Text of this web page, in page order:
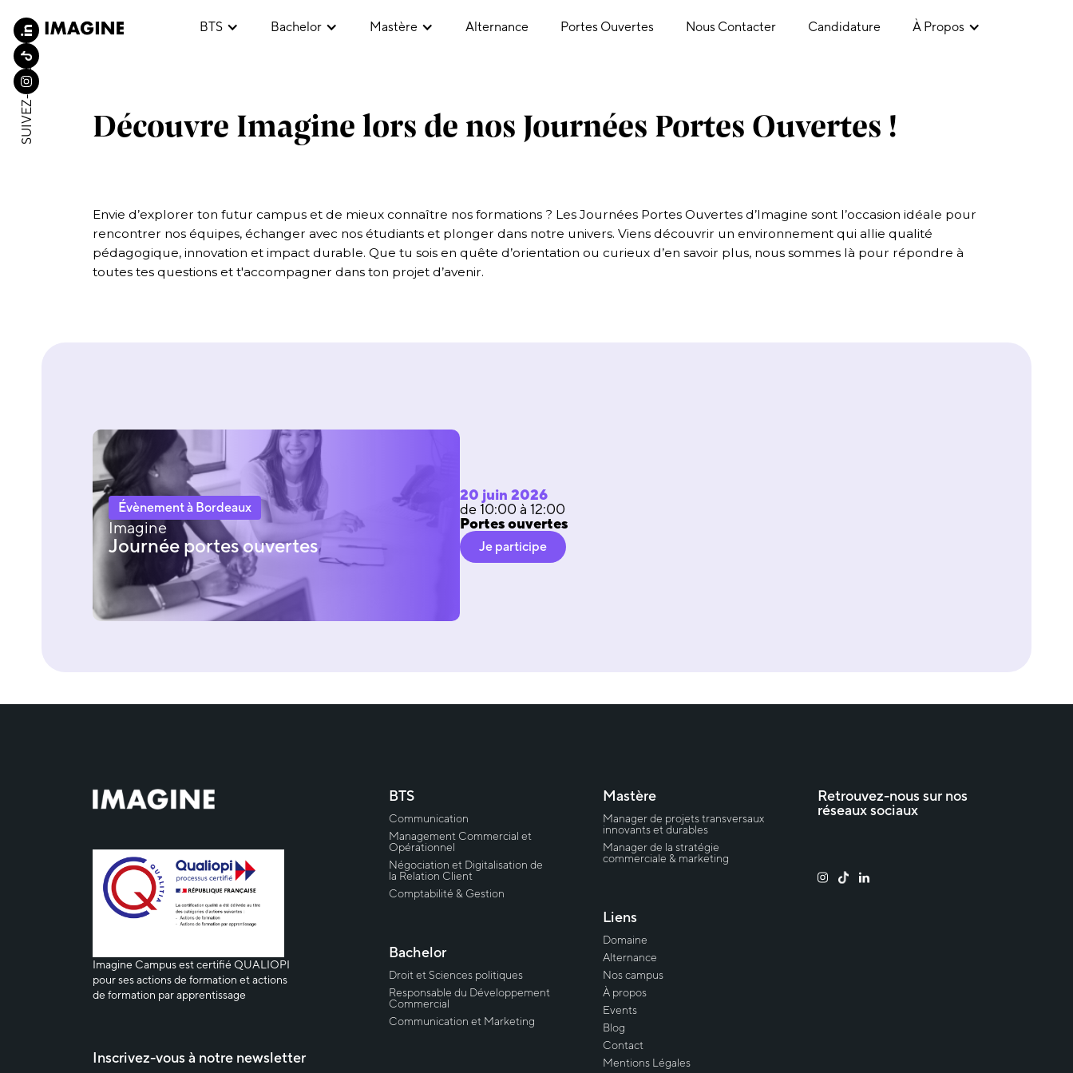
SUIVEZ-NOUS
SUIVEZ-NOUS
BTS Bachelor Mastère Alternance Portes Ouvertes Nous Contacter Candidature À Propos
Découvre Imagine lors de nos Journées Portes Ouvertes !
Envie d’explorer ton futur campus et de mieux connaître nos formations ? Les Journées Portes Ouvertes d’Imagine sont l’occasion idéale pour
rencontrer nos équipes, échanger avec nos étudiants et plonger dans notre univers. Viens découvrir un environnement qui allie qualité
pédagogique, innovation et impact durable. Que tu sois en quête d’orientation ou curieux d’en savoir plus, nous sommes là pour répondre à
toutes tes questions et t'accompagner dans ton projet d’avenir.
Évènement à Bordeaux
Imagine
Journée portes ouvertes
20 juin 2026
de 10:00 à 12:00
Portes ouvertes
Je participe
Imagine Campus est certifié QUALIOPI
pour ses actions de formation et actions
de formation par apprentissage
Inscrivez-vous à notre newsletter
BTS
Communication
Management Commercial et
Opérationnel
Négociation et Digitalisation de
la Relation Client
Comptabilité & Gestion
Bachelor
Droit et Sciences politiques
Responsable du Développement
Commercial
Communication et Marketing
Mastère
Manager de projets transversaux
innovants et durables
Manager de la stratégie
commerciale & marketing
Liens
Domaine
Alternance
Nos campus
À propos
Events
Blog
Contact
Mentions Légales
Retrouvez-nous sur nos
réseaux sociaux